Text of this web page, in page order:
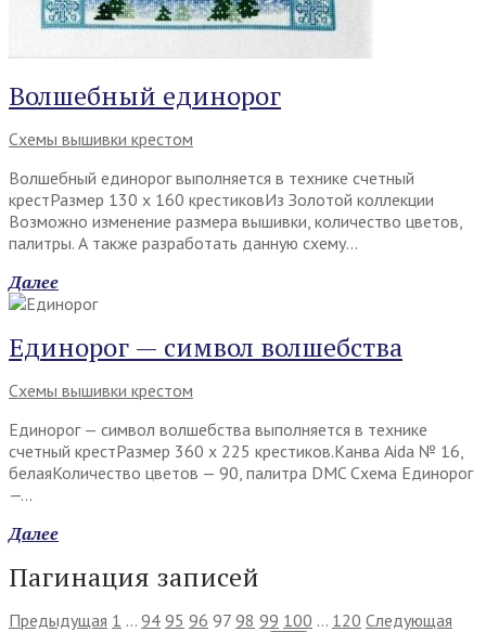
Волшебный единорог
Схемы вышивки крестом
Волшебный единорог выполняется в технике счетный
крестРазмер 130 х 160 крестиковИз Золотой коллекции
Возможно изменение размера вышивки, количество цветов,
палитры. А также разработать данную схему…
Далее
Единорог — символ волшебства
Схемы вышивки крестом
Единорог — символ волшебства выполняется в технике
счетный крестРазмер 360 х 225 крестиков.Канва Aida № 16,
белаяКоличество цветов — 90, палитра DMC Схема Единорог
—…
Далее
Пагинация записей
Предыдущая 1 … 94 95 96 97 98 99 100 … 120 Следующая